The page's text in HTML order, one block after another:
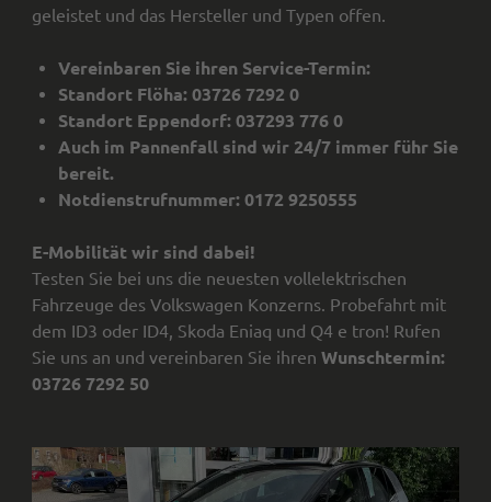
geleistet und das Hersteller und Typen offen.
Vereinbaren Sie ihren Service-Termin:
Standort Flöha: 03726 7292 0
Standort Eppendorf: 037293 776 0
Auch im Pannenfall sind wir 24/7 immer führ Sie
bereit.
Notdienstrufnummer: 0172 9250555
E-Mobilität wir sind dabei!
Testen Sie bei uns die neuesten vollelektrischen
Fahrzeuge des Volkswagen Konzerns. Probefahrt mit
dem ID3 oder ID4, Skoda Eniaq und Q4 e tron! Rufen
Sie uns an und vereinbaren Sie ihren Wunschtermin:
03726 7292 50